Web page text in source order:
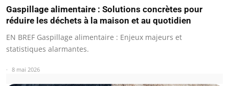
Gaspillage alimentaire : Solutions concrètes pour
réduire les déchets à la maison et au quotidien
EN BREF Gaspillage alimentaire : Enjeux majeurs et
statistiques alarmantes.
8 mai 2026